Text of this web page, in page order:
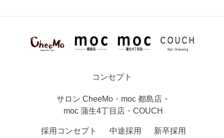
コンセプト
サロン CheeMo ・ moc 都島店 ・
moc 蒲生4丁目店 ・ COUCH
採用コンセプト 中途採用 新卒採用